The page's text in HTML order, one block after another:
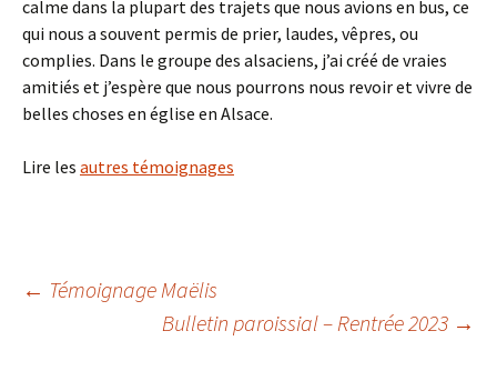
calme dans la plupart des trajets que nous avions en bus, ce
qui nous a souvent permis de prier, laudes, vêpres, ou
complies. Dans le groupe des alsaciens, j’ai créé de vraies
amitiés et j’espère que nous pourrons nous revoir et vivre de
belles choses en église en Alsace.
Lire les autres témoignages
Navigation
← Témoignage Maëlis
Bulletin paroissial – Rentrée 2023 →